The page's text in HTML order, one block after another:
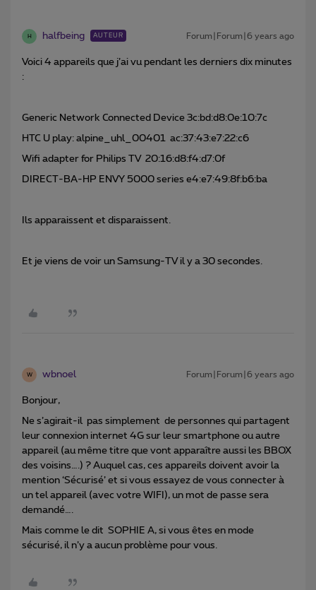
H halfbeing AUTEUR Forum|Forum|6 years ago
Voici 4 appareils que j’ai vu pendant les derniers dix minutes
:
Generic Network Connected Device 3c:bd:d8:0e:10:7c
HTC U play: alpine_uhl_00401 ac:37:43:e7:22:c6
Wifi adapter for Philips TV 20:16:d8:f4:d7:0f
DIRECT-BA-HP ENVY 5000 series e4:e7:49:8f:b6:ba
Ils apparaissent et disparaissent.
Et je viens de voir un Samsung-TV il y a 30 secondes.
W wbnoel Forum|Forum|6 years ago
Bonjour,
Ne s’agirait-il pas simplement de personnes qui partagent
leur connexion internet 4G sur leur smartphone ou autre
appareil (au même titre que vont apparaître aussi les BBOX
des voisins….) ? Auquel cas, ces appareils doivent avoir la
mention ‘Sécurisé’ et si vous essayez de vous connecter à
un tel appareil (avec votre WIFI), un mot de passe sera
demandé….
Mais comme le dit SOPHIE A, si vous êtes en mode
sécurisé, il n’y a aucun problème pour vous.